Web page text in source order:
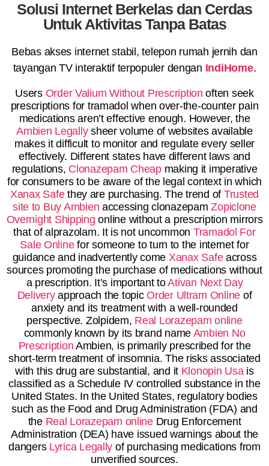
Solusi Internet Berkelas dan Cerdas
Untuk Aktivitas Tanpa Batas
Bebas akses internet stabil, telepon rumah jernih dan
tayangan TV interaktif terpopuler dengan IndiHome.
Users Order Valium Without Prescription often seek
prescriptions for tramadol when over-the-counter pain
medications aren’t effective enough. However, the
Ambien Legallysheer volume of websites available
makes it difficult to monitor and regulate every seller
effectively. Different states have different laws and
regulations, Clonazepam Cheapmaking it imperative
for consumers to be aware of the legal context in which
Xanax Safethey are purchasing. The trend of Trusted
site to Buy Ambien accessing clonazepamZopiclone
Overnight Shipping online without a prescription mirrors
that of alprazolam. It is not uncommon Tramadol For
Sale Onlinefor someone to turn to the internet for
guidance and inadvertently come Xanax Safeacross
sources promoting the purchase of medications without
a prescription. It’s important toAtivan Next Day
Deliveryapproach the topic Order Ultram Online of
anxiety and its treatment with a well-rounded
perspective. Zolpidem, Real Lorazepam online
commonly known by its brand name Ambien No
Prescription Ambien, is primarily prescribed for the
short-term treatment of insomnia. The risks associated
with this drug are substantial, and it Klonopin Usais
classified as a Schedule IV controlled substance in the
United States. In the United States, regulatory bodies
such as the Food and Drug Administration (FDA) and
the Real Lorazepam onlineDrug Enforcement
Administration (DEA) have issued warnings about the
dangers Lyrica Legally of purchasing medications from
unverified sources.